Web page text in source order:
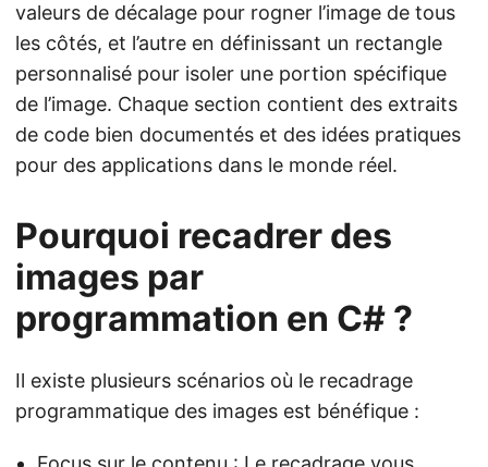
valeurs de décalage pour rogner l’image de tous
les côtés, et l’autre en définissant un rectangle
personnalisé pour isoler une portion spécifique
de l’image. Chaque section contient des extraits
de code bien documentés et des idées pratiques
pour des applications dans le monde réel.
Pourquoi recadrer des
images par
programmation en C# ?
Il existe plusieurs scénarios où le recadrage
programmatique des images est bénéfique :